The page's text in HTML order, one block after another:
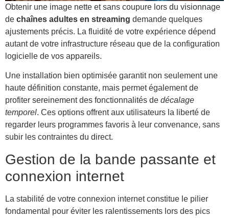
Obtenir une image nette et sans coupure lors du visionnage
de chaînes adultes en streaming demande quelques
ajustements précis. La fluidité de votre expérience dépend
autant de votre infrastructure réseau que de la configuration
logicielle de vos appareils.
Une installation bien optimisée garantit non seulement une
haute définition constante, mais permet également de
profiter sereinement des fonctionnalités de décalage
temporel. Ces options offrent aux utilisateurs la liberté de
regarder leurs programmes favoris à leur convenance, sans
subir les contraintes du direct.
Gestion de la bande passante et
connexion internet
La stabilité de votre connexion internet constitue le pilier
fondamental pour éviter les ralentissements lors des pics